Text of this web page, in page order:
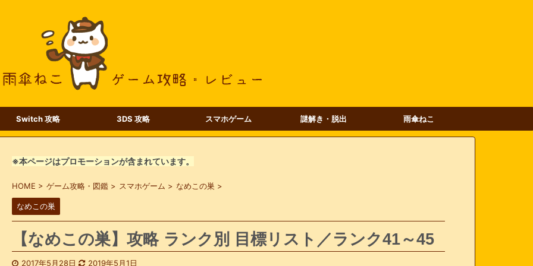
Switch 攻略 3DS 攻略 スマホゲーム 謎解き・脱出 雨傘ねこ
※本ページはプロモーションが含まれています。
HOME > ゲーム攻略・図鑑 > スマホゲーム > なめこの巣 >
なめこの巣
【なめこの巣】攻略 ランク別 目標リスト／ランク41～45
2017年5月28日 2019年5月1日